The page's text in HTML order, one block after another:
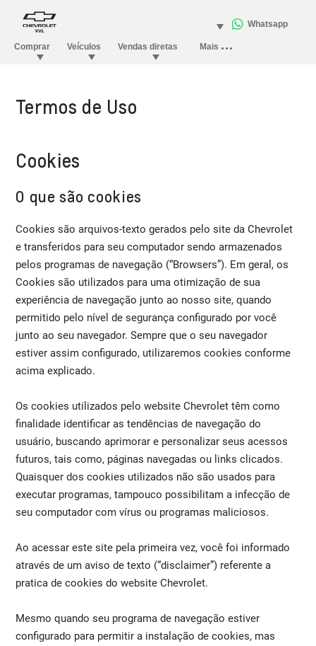
Termos de Uso
Cookies
O que são cookies
Cookies são arquivos-texto gerados pelo site da Chevrolet
e transferidos para seu computador sendo armazenados
pelos programas de navegação (“Browsers”). Em geral, os
Cookies são utilizados para uma otimização de sua
experiência de navegação junto ao nosso site, quando
permitido pelo nível de segurança configurado por você
junto ao seu navegador. Sempre que o seu navegador
estiver assim configurado, utilizaremos cookies conforme
acima explicado.
Os cookies utilizados pelo website Chevrolet têm como
finalidade identificar as tendências de navegação do
usuário, buscando aprimorar e personalizar seus acessos
futuros, tais como, páginas navegadas ou links clicados.
Quaisquer dos cookies utilizados não são usados para
executar programas, tampouco possibilitam a infecção de
seu computador com vírus ou programas maliciosos.
Ao acessar este site pela primeira vez, você foi informado
através de um aviso de texto (“disclaimer”) referente a
pratica de cookies do website Chevrolet.
Mesmo quando seu programa de navegação estiver
configurado para permitir a instalação de cookies, mas